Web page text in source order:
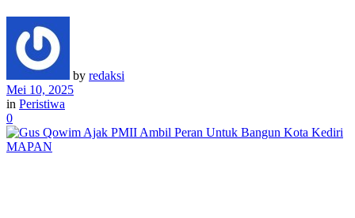
by redaksi
Mei 10, 2025
in Peristiwa
0